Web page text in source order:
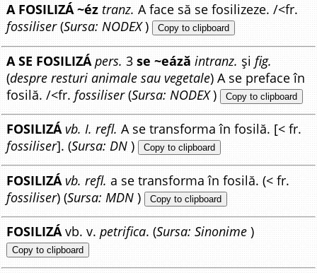
A FOSILIZÁ ~éz tranz. A face să se fosilizeze. /<fr.
fossiliser(Sursa: NODEX) Copy to clipboard
A SE FOSILIZÁpers.3se ~eáză intranz. și fig.
(despre resturi animale sau vegetale) A se preface în
fosilă. /<fr.fossiliser(Sursa: NODEX) Copy to clipboard
FOSILIZÁ vb. I. refl. A se transforma în fosilă. [< fr.
fossiliser]. (Sursa: DN ) Copy to clipboard
FOSILIZÁ vb. refl. a se transforma în fosilă. (< fr.
fossiliser) (Sursa: MDN ) Copy to clipboard
FOSILIZÁvb. v.petrifica. (Sursa: Sinonime )
Copy to clipboard